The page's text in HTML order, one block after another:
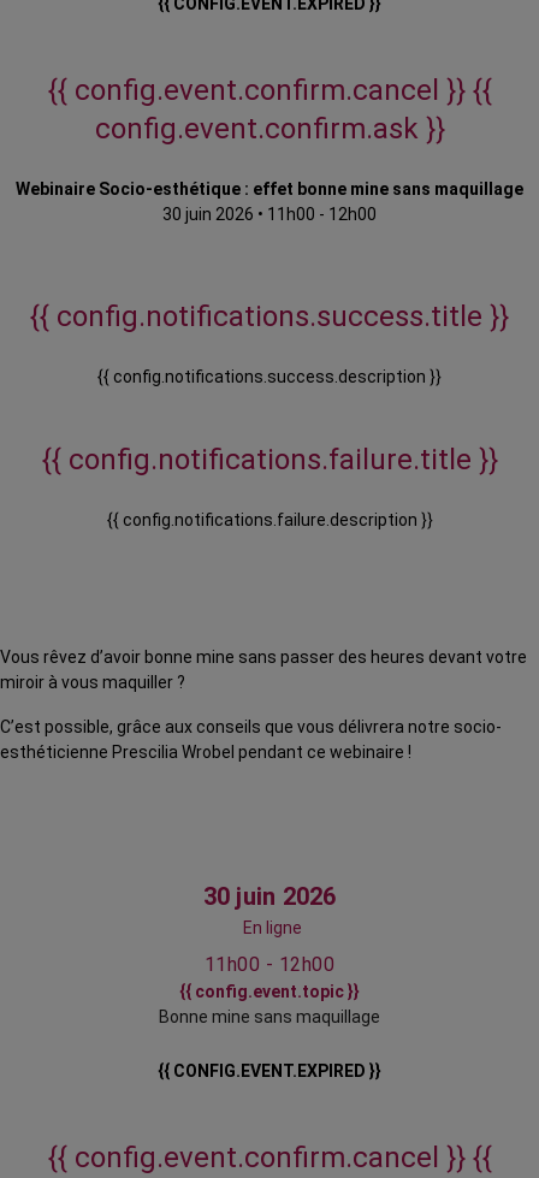
{{ CONFIG.EVENT.EXPIRED }}
{{ config.event.confirm.cancel }} {{
config.event.confirm.ask }}
Webinaire Socio-esthétique : effet bonne mine sans maquillage
30 juin 2026 • 11h00 - 12h00
{{ config.notifications.success.title }}
{{ config.notifications.success.description }}
{{ config.notifications.failure.title }}
{{ config.notifications.failure.description }}
Vous rêvez d’avoir bonne mine sans passer des heures devant votre
miroir à vous maquiller ?
C’est possible, grâce aux conseils que vous délivrera notre socio-
esthéticienne Prescilia Wrobel pendant ce webinaire !
30 juin 2026
En ligne
11h00 - 12h00
{{ config.event.topic }}
Bonne mine sans maquillage
{{ CONFIG.EVENT.EXPIRED }}
{{ config.event.confirm.cancel }} {{